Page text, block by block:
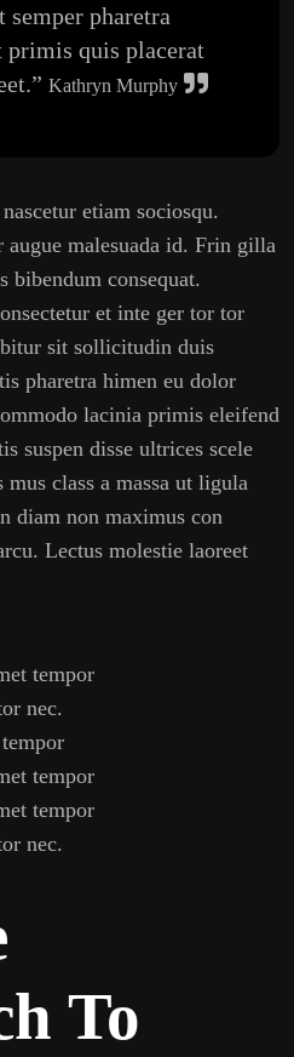
semper pharetra
primis quis placerat
Kathryn Murphy
etiam sociosqu.
malesuada id. Frin gilla
bibendum consequat.
et inte ger tor tor
sit sollicitudin duis
pharetra himen eu dolor
lacinia primis eleifend
suspen disse ultrices scele
class a massa ut ligula
diam non maximus con
Lectus molestie laoreet
tempor
nec.
tempor
tempor
nec.
To